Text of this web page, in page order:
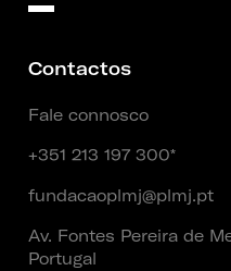
Contactos
Fale connosco
+351 213 197 300*
fundacaoplmj@plmj.pt
Av. Fontes Pereira de
Portugal